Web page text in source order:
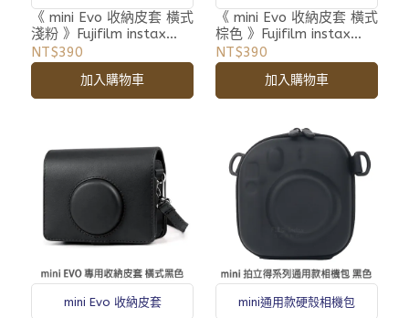
《 mini Evo 收納皮套 橫式
淺粉 》Fujifilm instax
FI019 富士 拍立得 專用皮
套 附背帶
NT$390
加入購物車
《 mini Evo 收納皮套 橫式
棕色 》Fujifilm instax
FI019 富士 拍立得 專用皮
套 附背帶
NT$390
加入購物車
mini Evo 收納皮套 mini通用款硬殼相機包